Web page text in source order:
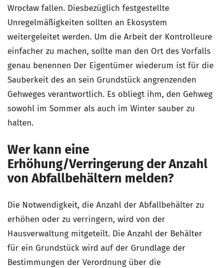
Wrocław fallen. Diesbezüglich festgestellte
Unregelmäßigkeiten sollten an Ekosystem
weitergeleitet werden. Um die Arbeit der Kontrolleure
einfacher zu machen, sollte man den Ort des Vorfalls
genau benennen Der Eigentümer wiederum ist für die
Sauberkeit des an sein Grundstück angrenzenden
Gehweges verantwortlich. Es obliegt ihm, den Gehweg
sowohl im Sommer als auch im Winter sauber zu
halten.
Wer kann eine
Erhöhung/Verringerung der Anzahl
von Abfallbehältern melden?
Die Notwendigkeit, die Anzahl der Abfallbehälter zu
erhöhen oder zu verringern, wird von der
Hausverwaltung mitgeteilt. Die Anzahl der Behälter
für ein Grundstück wird auf der Grundlage der
Bestimmungen der Verordnung über die